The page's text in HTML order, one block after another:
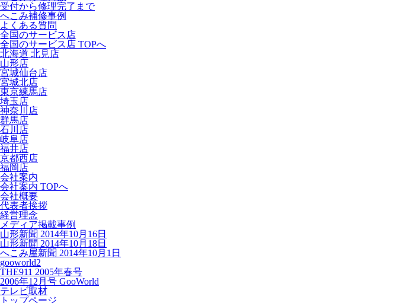
受付から修理完了まで
へこみ補修事例
よくある質問
全国のサービス店
全国のサービス店 TOPへ
北海道 北見店
山形店
宮城仙台店
宮城北店
東京練馬店
埼玉店
神奈川店
群馬店
石川店
岐阜店
福井店
京都西店
福岡店
会社案内
会社案内 TOPへ
会社概要
代表者挨拶
経営理念
メディア掲載事例
山形新聞 2014年10月16日
山形新聞 2014年10月18日
へこみ屋新聞 2014年10月1日
gooworld2
THE911 2005年春号
2006年12月号 GooWorld
テレビ取材
トップページ